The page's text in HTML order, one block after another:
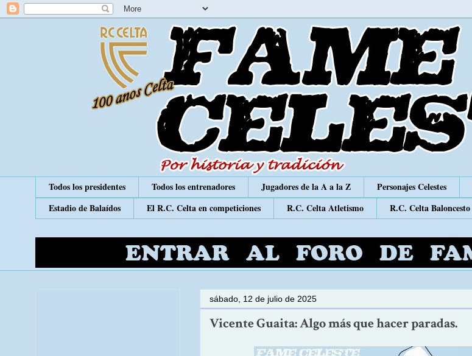
Todos los presidentes Todos los entrenadores Jugadores de la A a la Z Personajes Celestes
Estadio de Balaídos
El R.C. Celta en competiciones R.C. Celta Atletismo R.C. Celta Baloncesto
sábado, 12 de julio de 2025
Vicente Guaita: Algo más que hacer paradas.